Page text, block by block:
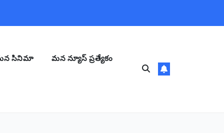
సినిమా మన న్యూస్ ప్రత్యేకం